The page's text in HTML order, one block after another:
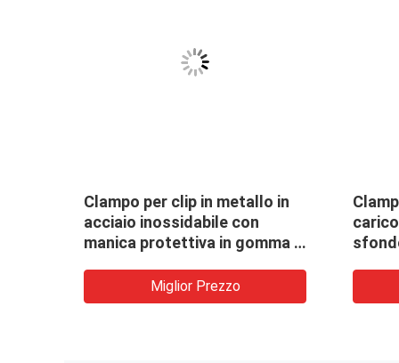
Clampo per clip in metallo in
acciaio inossidabile con
manica protettiva in gomma e
supporto di supporto per lo
sfondo dello studio
Miglior Prezzo